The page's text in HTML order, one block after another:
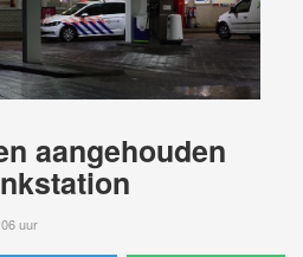
aangehouden
uur